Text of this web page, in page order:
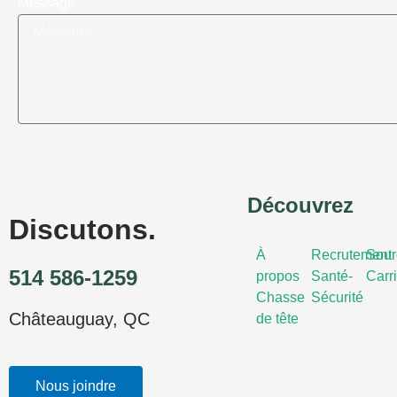
Discutons.
514 586-1259
Châteauguay, QC
Nous joindre
Découvrez
À
propos
Chasse
de tête
Recrutement
Santé-
Sécurité